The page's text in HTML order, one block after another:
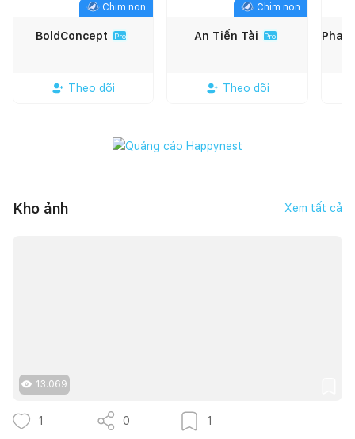
Chim non
BoldConcept Pro
Theo dõi
Chim non
An Tiến Tài Pro
Theo dõi
Kho ảnh Xem tất cả
13.069
1 0 1